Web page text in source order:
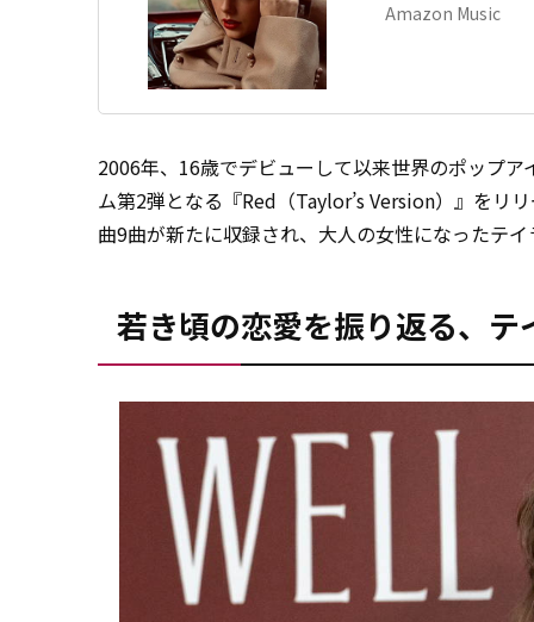
Amazon Music
2006年、16歳でデビューして以来世界のポップ
ム第2弾となる『Red（Taylor’s Version）』をリ
曲9曲が新たに収録され、大人の女性になったテ
若き頃の恋愛を振り返る、